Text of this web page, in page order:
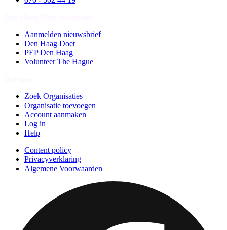
Aanmelden nieuwsbrief
Den Haag Doet
PEP Den Haag
Volunteer The Hague
Zoek Organisaties
Organisatie toevoegen
Account aanmaken
Log in
Help
Content policy
Privacyverklaring
Algemene Voorwaarden